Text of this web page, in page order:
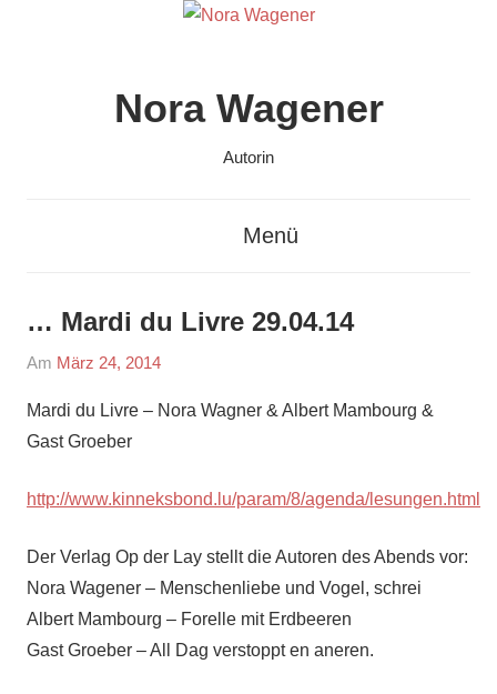
Nora Wagener
Autorin
Menü
… Mardi du Livre 29.04.14
Am März 24, 2014
Mardi du Livre – Nora Wagner & Albert Mambourg &
Gast Groeber
http://www.kinneksbond.lu/param/8/agenda/lesungen.html
Der Verlag Op der Lay stellt die Autoren des Abends vor:
Nora Wagener – Menschenliebe und Vogel, schrei
Albert Mambourg – Forelle mit Erdbeeren
Gast Groeber – All Dag verstoppt en aneren.